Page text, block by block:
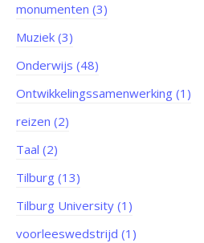
monumenten (3)
Muziek (3)
Onderwijs (48)
Ontwikkelingssamenwerking (1)
reizen (2)
Taal (2)
Tilburg (13)
Tilburg University (1)
voorleeswedstrijd (1)